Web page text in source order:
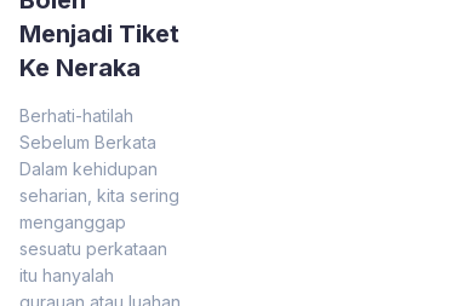
Menjadi Tiket
Ke Neraka
Berhati-hatilah
Sebelum Berkata
Dalam kehidupan
seharian, kita sering
menganggap
sesuatu perkataan
itu hanyalah
gurauan atau luahan